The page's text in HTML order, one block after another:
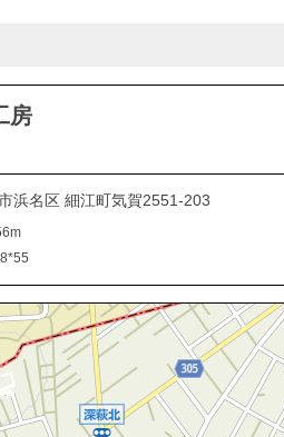
房
浜名区 細江町気賀2551-203